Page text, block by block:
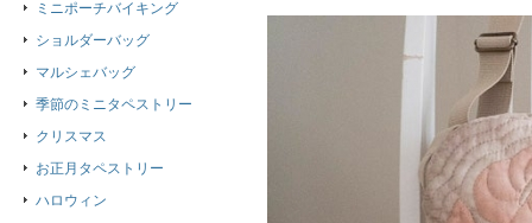
ミニポーチバイキング
ショルダーバッグ
マルシェバッグ
季節のミニタペストリー
クリスマス
お正月タペストリー
ハロウィン